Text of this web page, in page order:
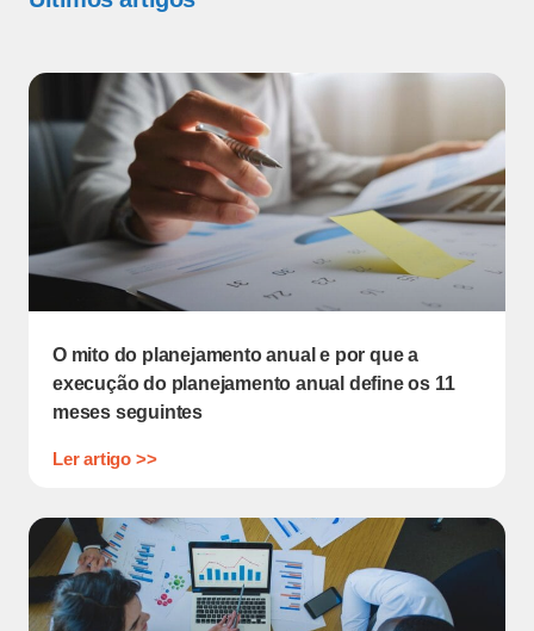
O mito do planejamento anual e por que a
execução do planejamento anual define os 11
meses seguintes
Ler artigo >>